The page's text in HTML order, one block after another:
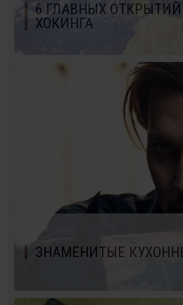
6 ГЛАВНЫХ
ХОКИНГА
ЗНАМЕНИТЫЕ